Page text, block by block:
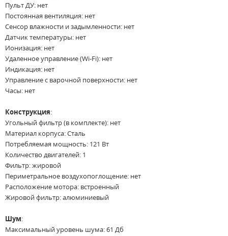
Пульт ДУ: нет
Постоянная вентиляция: нет
Сенсор влажности и задымленности: нет
Датчик температуры: нет
Ионизация: нет
Удаленное управление (Wi-Fi): нет
Индикация: нет
Управление с варочной поверхности: нет
Часы: нет
Конструкция:
Угольный фильтр (в комплекте): нет
Материал корпуса: Сталь
Потребляемая мощность: 121 Вт
Количество двигателей: 1
Фильтр: жировой
Периметральное воздухопоглощение: нет
Расположение мотора: встроенный
Жировой фильтр: алюминиевый
Шум:
Максимальный уровень шума: 61 Дб